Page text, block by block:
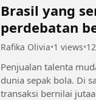
Brasil yang
perdebatan
Rafika Olivia•1 views•
Penjualan talenta
dunia sepak bola. Di
transaksi bernilai